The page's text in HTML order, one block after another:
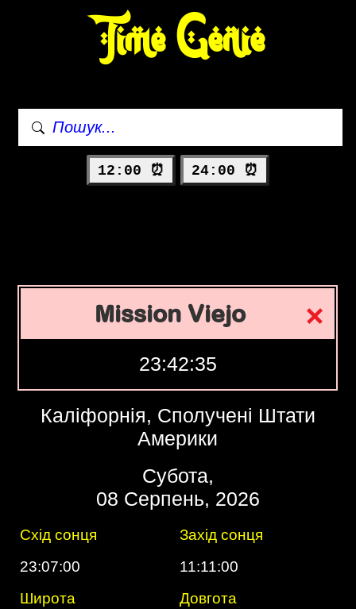
Time Genie
12:00 ⏰ 24:00 ⏰
Mission Viejo
23:42:36
Каліфорнія, Сполучені Штати
Америки
Субота,
08 Серпень, 2026
Схід сонця
Захід сонця
23:07:00
11:11:00
Широта
Довгота